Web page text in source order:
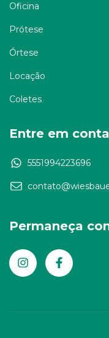
Oficina
Prótese
Órtese
Locação
Coletes
Entre em
5551994223696
Permaneça